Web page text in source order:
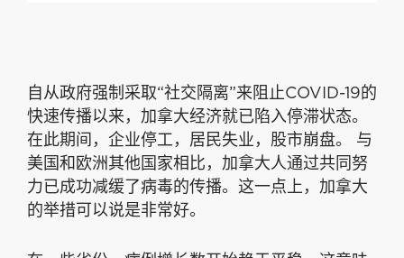
自从政府强制采取“社交隔离”来阻止COVID-19的
快速传播以来，加拿大经济就已陷入停滞状态。
在此期间，企业停工，居民失业，股市崩盘。 与
美国和欧洲其他国家相比，加拿大人通过共同努
力已成功减缓了病毒的传播。这一点上，加拿大
的举措可以说是非常好。